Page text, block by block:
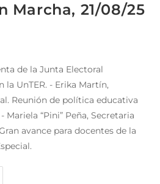
Marcha, 21/08/25
de la Junta Electoral
la UnTER. - Erika Martín,
Reunión de política educativa
Mariela “Pini” Peña, Secretaria
avance para docentes de la